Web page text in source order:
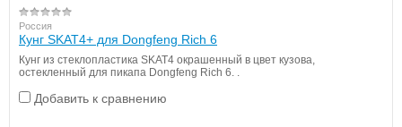
Россия
Кунг SKAT4+ для Dongfeng Rich 6
Кунг из стеклопластика SKAT4 окрашенный в цвет кузова,
остекленный для пикапа Dongfeng Rich 6. .
Добавить к сравнению